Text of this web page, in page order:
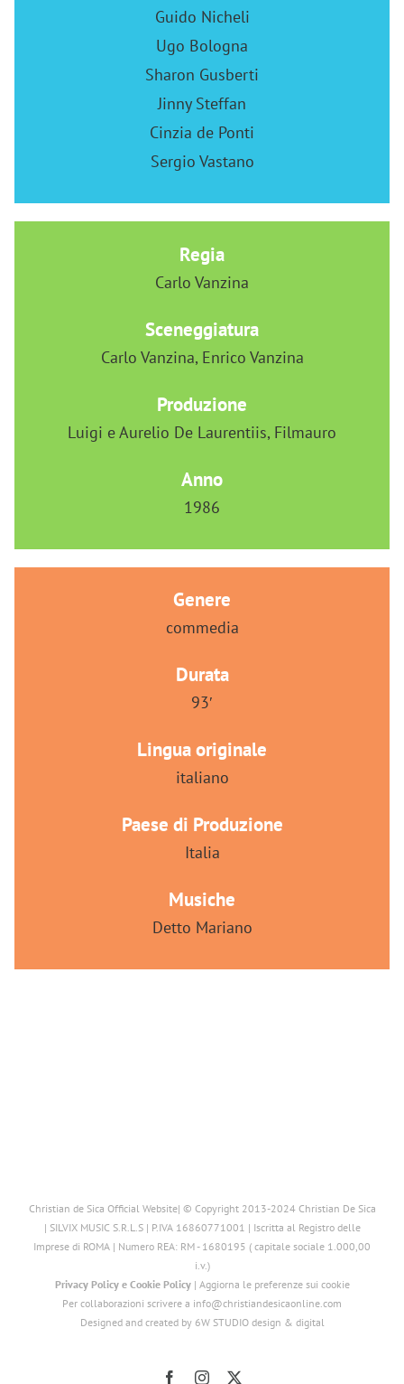
Guido Nicheli
Ugo Bologna
Sharon Gusberti
Jinny Steffan
Cinzia de Ponti
Sergio Vastano
Regia
Carlo Vanzina
Sceneggiatura
Carlo Vanzina, Enrico Vanzina
Produzione
Luigi e Aurelio De Laurentiis, Filmauro
Anno
1986
Genere
commedia
Durata
93′
Lingua originale
italiano
Paese di Produzione
Italia
Musiche
Detto Mariano
Christian de Sica Official Website| © Copyright 2013-2024 Christian De Sica
| SILVIX MUSIC S.R.L.S | P.IVA 16860771001 | Iscritta al Registro delle
Imprese di ROMA | Numero REA: RM - 1680195 ( capitale sociale 1.000,00
i.v.)
Privacy Policye Cookie Policy| Aggiorna le preferenze sui cookie
Per collaborazioni scrivere a info@christiandesicaonline.com
Designed and created by 6W STUDIO design & digital
FacebookInstagram